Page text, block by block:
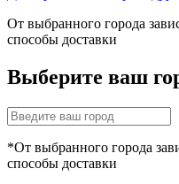
От выбранного города
способы доставки
Выберите ваш
*От выбранного города
способы доставки